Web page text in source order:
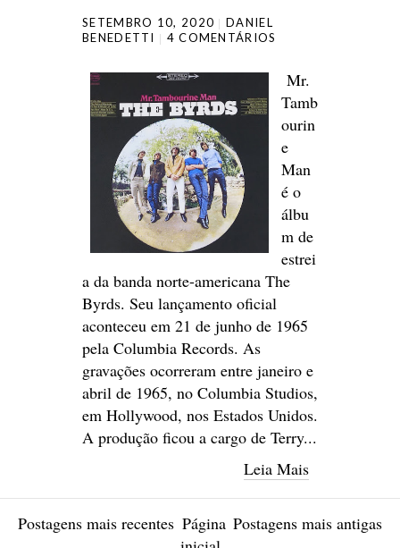
SETEMBRO 10, 2020
DANIEL
BENEDETTI
4 COMENTÁRIOS
Mr.
Tamb
ourin
e
Man
é o
álbu
m de
estrei
a da banda norte-americana The
Byrds. Seu lançamento oficial
aconteceu em 21 de junho de 1965
pela Columbia Records. As
gravações ocorreram entre janeiro e
abril de 1965, no Columbia Studios,
em Hollywood, nos Estados Unidos.
A produção ficou a cargo de Terry...
Leia Mais
Postagens mais recentes Postagens mais antigas
Página